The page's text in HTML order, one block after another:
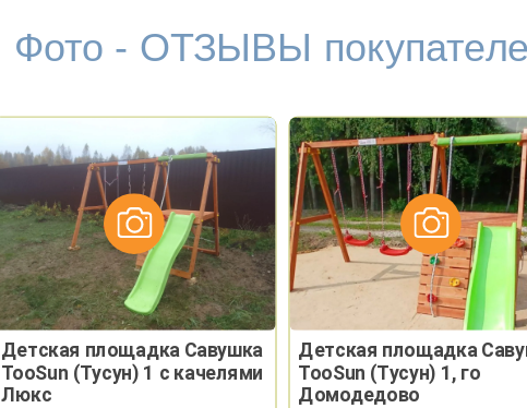
Фото - ОТЗЫВЫ
Детская площадка Савушка
TooSun (Тусун) 1 с качелями
Люкс
Детская площадка
TooSun (Тусун) 1, го
Домодедово